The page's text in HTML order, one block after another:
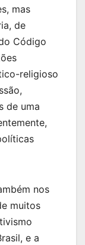
mas
de
Código
religioso
de uma
nos
muitos
e a